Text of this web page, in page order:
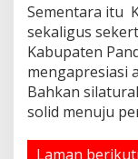
Sementara itu
sekaligus
Kabupaten
mengapresiasi
Bahkan
solid menuju
Laman